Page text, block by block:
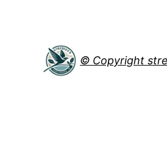
© Copyright